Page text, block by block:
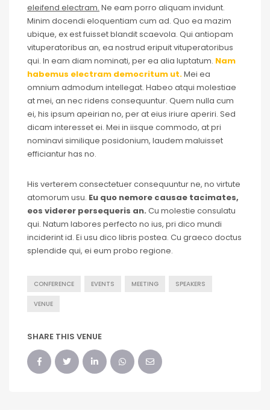
eleifend electram. Ne eam porro aliquam invidunt.
Minim docendi eloquentiam cum ad. Quo ea mazim
ubique, ex est fuisset blandit scaevola. Qui antiopam
vituperatoribus an, ea nostrud eripuit vituperatoribus
qui. In eam diam nominati, per ea alia luptatum. Nam
habemus electram democritum ut.Mei ea
omnium admodum intellegat. Habeo atqui molestiae
at mei, an nec ridens consequuntur. Quem nulla cum
ei, his ipsum apeirian no, per at eius iriure aperiri. Sed
dicam interesset ei. Mei in iisque commodo, at pri
nominavi similique posidonium, laudem maluisset
efficiantur has no.
His verterem consectetuer consequuntur ne, no virtute
atomorum usu. Eu quo nemore causae tacimates,
eos viderer persequeris an. Cu molestie consulatu
qui. Natum labores perfecto no ius, pri dico mundi
inciderint id. Ei usu dico libris postea. Cu graeco doctus
splendide qui, ei eum probo regione.
CONFERENCE EVENTS MEETING SPEAKERS
VENUE
SHARE THIS VENUE